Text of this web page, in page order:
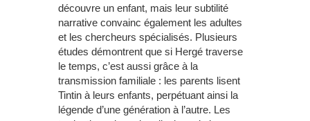
découvre un enfant, mais leur subtilité
narrative convainc également les adultes
et les chercheurs spécialisés. Plusieurs
études démontrent que si Hergé traverse
le temps, c’est aussi grâce à la
transmission familiale : les parents lisent
Tintin à leurs enfants, perpétuant ainsi la
légende d’une génération à l’autre. Les